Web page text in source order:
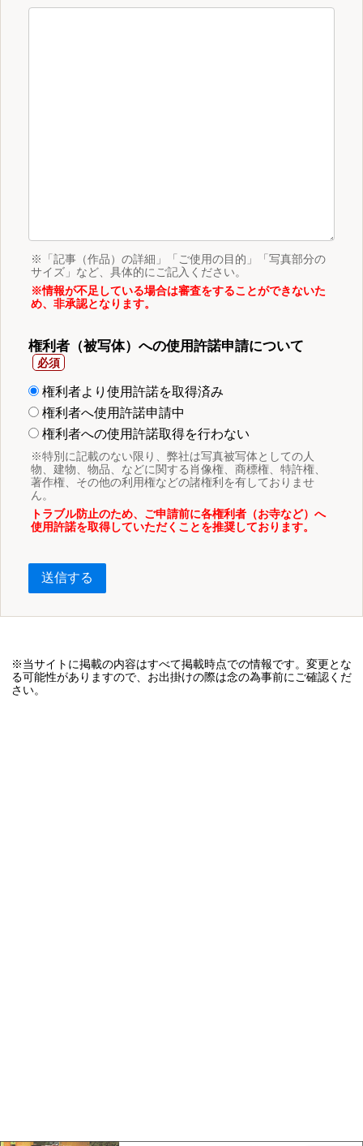
※「記事（作品）の詳細」「ご使用の目的」「写真部分の
サイズ」など、具体的にご記入ください。
※情報が不足している場合は審査をすることができないた
め、非承認となります。
権利者（被写体）への使用許諾申請について
権利者より使用許諾を取得済み
権利者へ使用許諾申請中
権利者への使用許諾取得を行わない
※特別に記載のない限り、弊社は写真被写体としての人
物、建物、物品、などに関する肖像権、商標権、特許権、
著作権、その他の利用権などの諸権利を有しておりませ
ん。
トラブル防止のため、ご申請前に各権利者（お寺など）へ
使用許諾を取得していただくことを推奨しております。
送信する
※当サイトに掲載の内容はすべて掲載時点での情報です。変更とな
る可能性がありますので、お出掛けの際は念の為事前にご確認くだ
さい。